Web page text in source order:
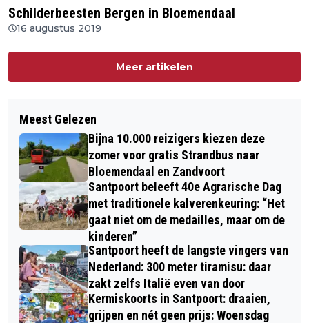
Schilderbeesten Bergen in Bloemendaal
16 augustus 2019
Meer artikelen
Meest Gelezen
Bijna 10.000 reizigers kiezen deze
zomer voor gratis Strandbus naar
Bloemendaal en Zandvoort
Santpoort beleeft 40e Agrarische Dag
met traditionele kalverenkeuring: “Het
gaat niet om de medailles, maar om de
kinderen”
Santpoort heeft de langste vingers van
Nederland: 300 meter tiramisu: daar
zakt zelfs Italië even van door
Kermiskoorts in Santpoort: draaien,
grijpen en nét geen prijs: Woensdag